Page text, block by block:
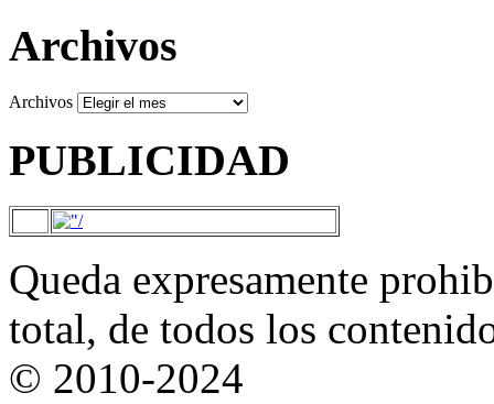
Archivos
Archivos
PUBLICIDAD
Queda expresamente
total, de todos los
© 2010-2024